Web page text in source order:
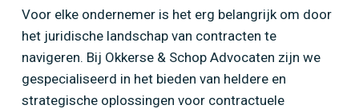
Voor elke ondernemer is het erg belangrijk om door
het juridische landschap van contracten te
navigeren. Bij Okkerse & Schop Advocaten zijn we
gespecialiseerd in het bieden van heldere en
strategische oplossingen voor contractuele